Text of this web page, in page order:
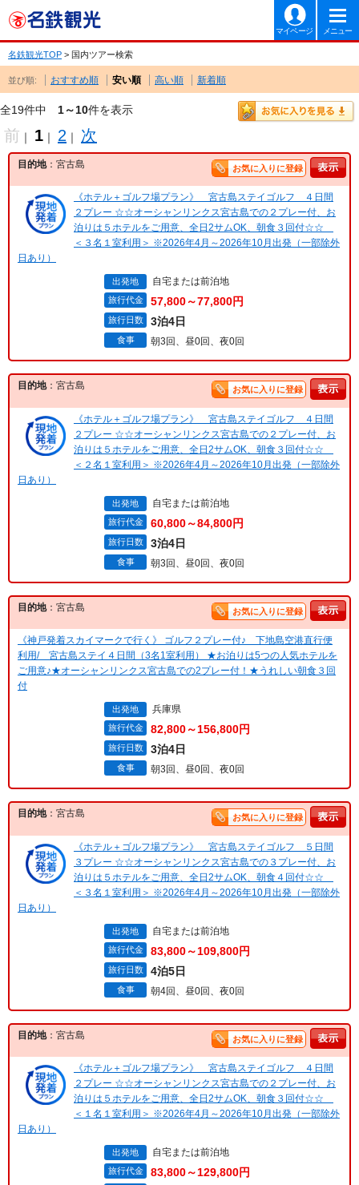
マイページ メニュー
名鉄観光TOP > 国内ツアー検索
並び順: おすすめ順 安い順 高い順 新着順
全19件中 1～10件を表示
前 ｜ 1 ｜ 2 ｜ 次
目的地：宮古島 お気に入りに登録
《ホテル＋ゴルフ場プラン》 宮古島ステイゴルフ ４日間
２プレー ☆☆オーシャンリンクス宮古島での２プレー付、お
泊りは５ホテルをご用意、全日2サムOK、朝食３回付☆☆
＜３名１室利用＞ ※2026年4月～2026年10月出発（一部除外
日あり）
出発地 自宅または前泊地
旅行代金 57,800～77,800円
旅行日数 3泊4日
食事 朝3回、昼0回、夜0回
目的地：宮古島 お気に入りに登録
《ホテル＋ゴルフ場プラン》 宮古島ステイゴルフ ４日間
２プレー ☆☆オーシャンリンクス宮古島での２プレー付、お
泊りは５ホテルをご用意、全日2サムOK、朝食３回付☆☆
＜２名１室利用＞ ※2026年4月～2026年10月出発（一部除外
日あり）
出発地 自宅または前泊地
旅行代金 60,800～84,800円
旅行日数 3泊4日
食事 朝3回、昼0回、夜0回
目的地：宮古島 お気に入りに登録
《神戸発着スカイマークで行く》 ゴルフ２プレー付♪ 下地島空港直行便
利用/ 宮古島ステイ４日間（3名1室利用） ★お泊りは5つの人気ホテルを
ご用意♪★オーシャンリンクス宮古島での2プレー付！★うれしい朝食３回
付
出発地 兵庫県
旅行代金 82,800～156,800円
旅行日数 3泊4日
食事 朝3回、昼0回、夜0回
目的地：宮古島 お気に入りに登録
《ホテル＋ゴルフ場プラン》 宮古島ステイゴルフ ５日間
３プレー ☆☆オーシャンリンクス宮古島での３プレー付、お
泊りは５ホテルをご用意、全日2サムOK、朝食４回付☆☆
＜３名１室利用＞ ※2026年4月～2026年10月出発（一部除外
日あり）
出発地 自宅または前泊地
旅行代金 83,800～109,800円
旅行日数 4泊5日
食事 朝4回、昼0回、夜0回
目的地：宮古島 お気に入りに登録
《ホテル＋ゴルフ場プラン》 宮古島ステイゴルフ ４日間
２プレー ☆☆オーシャンリンクス宮古島での２プレー付、お
泊りは５ホテルをご用意、全日2サムOK、朝食３回付☆☆
＜１名１室利用＞ ※2026年4月～2026年10月出発（一部除外
日あり）
出発地 自宅または前泊地
旅行代金 83,800～129,800円